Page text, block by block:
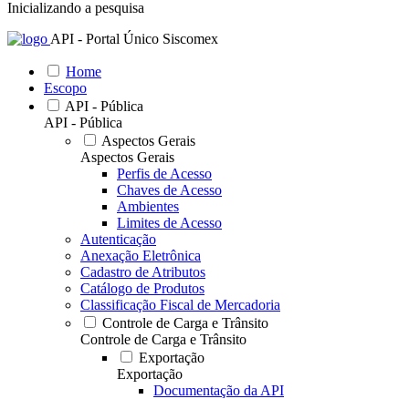
Inicializando a pesquisa
API - Portal Único Siscomex
Home
Escopo
API - Pública
API - Pública
Aspectos Gerais
Aspectos Gerais
Perfis de Acesso
Chaves de Acesso
Ambientes
Limites de Acesso
Autenticação
Anexação Eletrônica
Cadastro de Atributos
Catálogo de Produtos
Classificação Fiscal de Mercadoria
Controle de Carga e Trânsito
Controle de Carga e Trânsito
Exportação
Exportação
Documentação da API